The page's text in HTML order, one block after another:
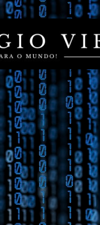
principal